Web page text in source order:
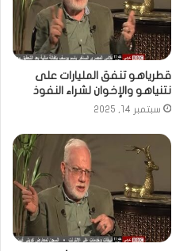
قطرياهو تنفق المليارات على
نتنياهو والإخوان لشراء النفوذ
سبتمبر 14, 2025